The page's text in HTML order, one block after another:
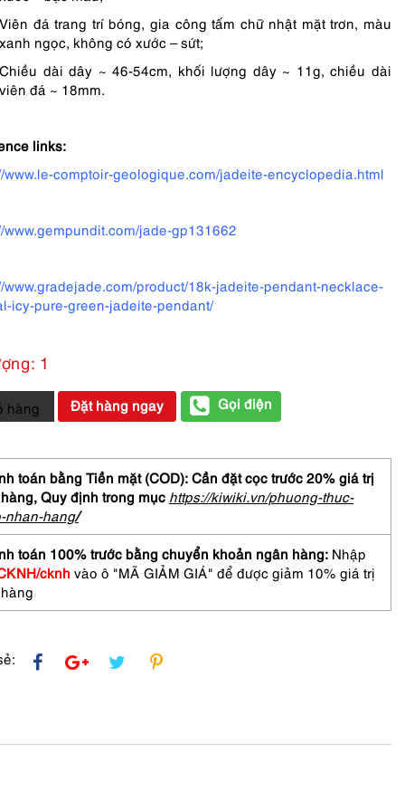
Viên đá trang trí bóng, gia công tấm chữ nhật mặt trơn, màu
xanh ngọc, không có xước – sứt;
Chiều dài dây ~ 46-54cm, khối lượng dây ~ 11g, chiều dài
viên đá ~ 18mm.
links:
www.le-comptoir-geologique.com/jadeite-encyclopedia.html
www.gempundit.com/jade-gp131662
www.gradejade.com/product/18k-jadeite-pendant-necklace-
icy-pure-green-jadeite-pendant/
1
hàng Đặt hàng ngay Gọi điện
toán bằng Tiền mặt (COD): Cần đặt cọc trước 20% giá trị
Quy định trong mục https://kiwiki.vn/phuong-thuc-
nhan-hang/
toán 100% trước bằng chuyển khoản ngân hàng: Nhập
cknh vào ô "MÃ GIẢM GIÁ" để được giảm 10% giá trị